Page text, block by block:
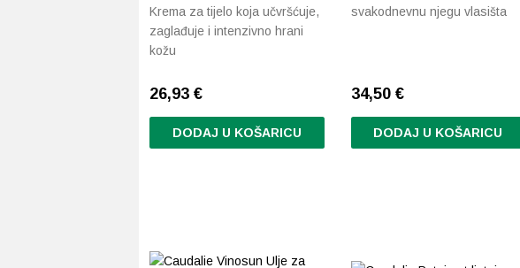
Krema za tijelo koja učvršćuje,
zaglađuje i intenzivno hrani
kožu
26,93 €
DODAJ U KOŠARICU
svakodnevnu njegu vlasišta
34,50 €
DODAJ U KOŠARICU